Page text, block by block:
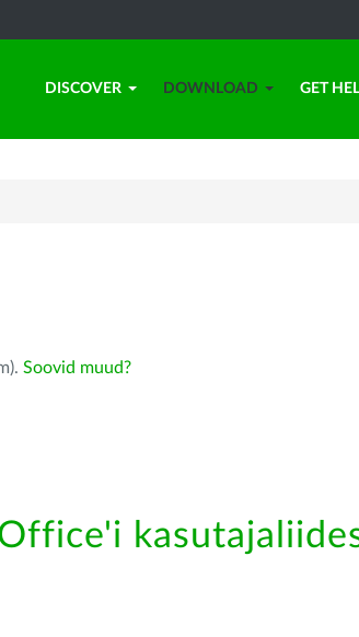
DISCOVER DOWNLOAD GET
Soovid muud?